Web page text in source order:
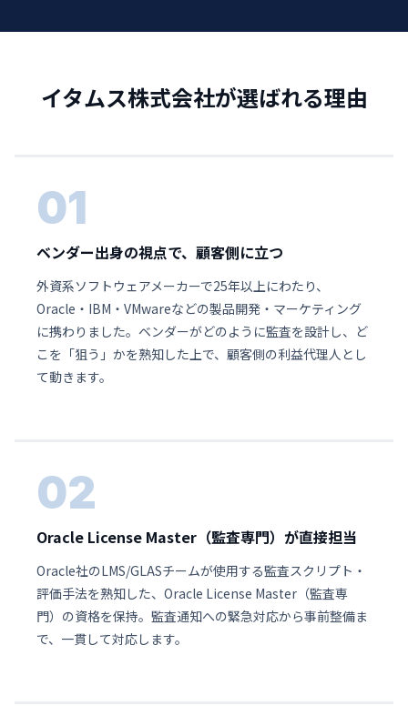
イタムス株式会社が選ばれる理由
01
ベンダー出身の視点で、顧客側に立つ
外資系ソフトウェアメーカーで25年以上にわたり、
Oracle・IBM・VMwareなどの製品開発・マーケティング
に携わりました。ベンダーがどのように監査を設計し、ど
こを「狙う」かを熟知した上で、顧客側の利益代理人とし
て動きます。
02
Oracle License Master（監査専門）が直接担当
Oracle社のLMS/GLASチームが使用する監査スクリプト・
評価手法を熟知した、Oracle License Master（監査専
門）の資格を保持。監査通知への緊急対応から事前整備ま
で、一貫して対応します。